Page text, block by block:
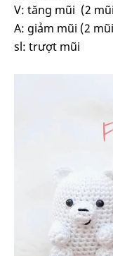
V: tăng mũi (2
A: giảm mũi (2
sl: trượt mũi